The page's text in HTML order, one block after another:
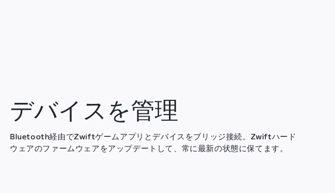
デバイスを管理
Bluetooth経由でZwiftゲームアプリとデバイスをブリッジ接続。Zwiftハード
ウェアのファームウェアをアップデートして、常に最新の状態に保てます。